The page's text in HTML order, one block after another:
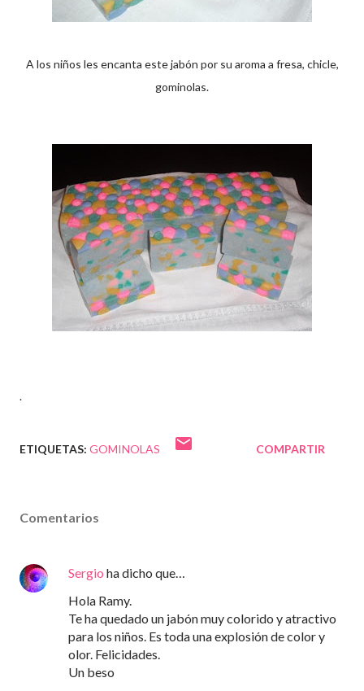
A los niños les encanta este jabón por su aroma a fresa, chicle,
gominolas.
.
ETIQUETAS: GOMINOLAS COMPARTIR
Comentarios
Sergio ha dicho que…
Hola Ramy.
Te ha quedado un jabón muy colorido y atractivo
para los niños. Es toda una explosión de color y
olor. Felicidades.
Un beso